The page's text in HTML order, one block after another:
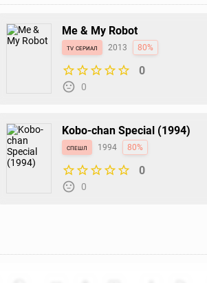
Me & My Robot
tv сериал 2013 80%
0
0
Kobo-chan Special (1994)
спешл 1994 80%
0
0